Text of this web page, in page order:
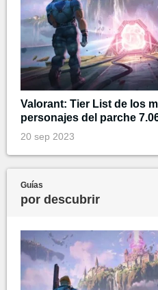
Valorant: Tier List de los
personajes del parche
20 sep 2023
Guías
por descubrir